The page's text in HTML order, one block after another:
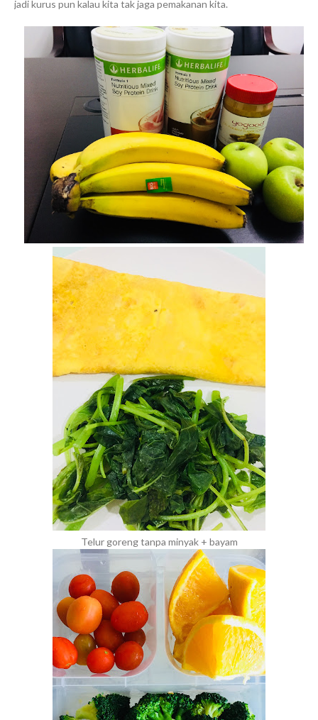
jadi kurus pun kalau kita tak jaga pemakanan kita.
Telur goreng tanpa minyak + bayam